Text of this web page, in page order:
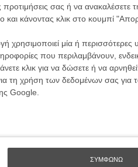
προτιμήσεις σας ή να ανακαλέσετε
και κάνοντας κλικ στο κουμπί
μία ή περισσότερες
που περιλαμβάνουν,
κλικ για να δώσετε ή να
τη χρήση των δεδομένων σας
Google.
ΣΥΜΦΩΝΩ
το σώμα
Εγγράψου